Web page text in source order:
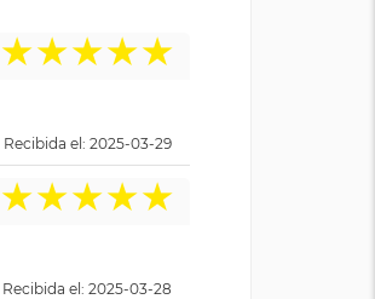
★★★★★
el: 2025-03-29
★★★★★
el: 2025-03-28